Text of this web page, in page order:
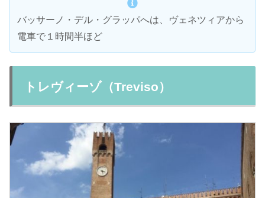
バッサーノ・デル・グラッパへは、ヴェネツィアから
電車で１時間半ほど
トレヴィーゾ（Treviso）